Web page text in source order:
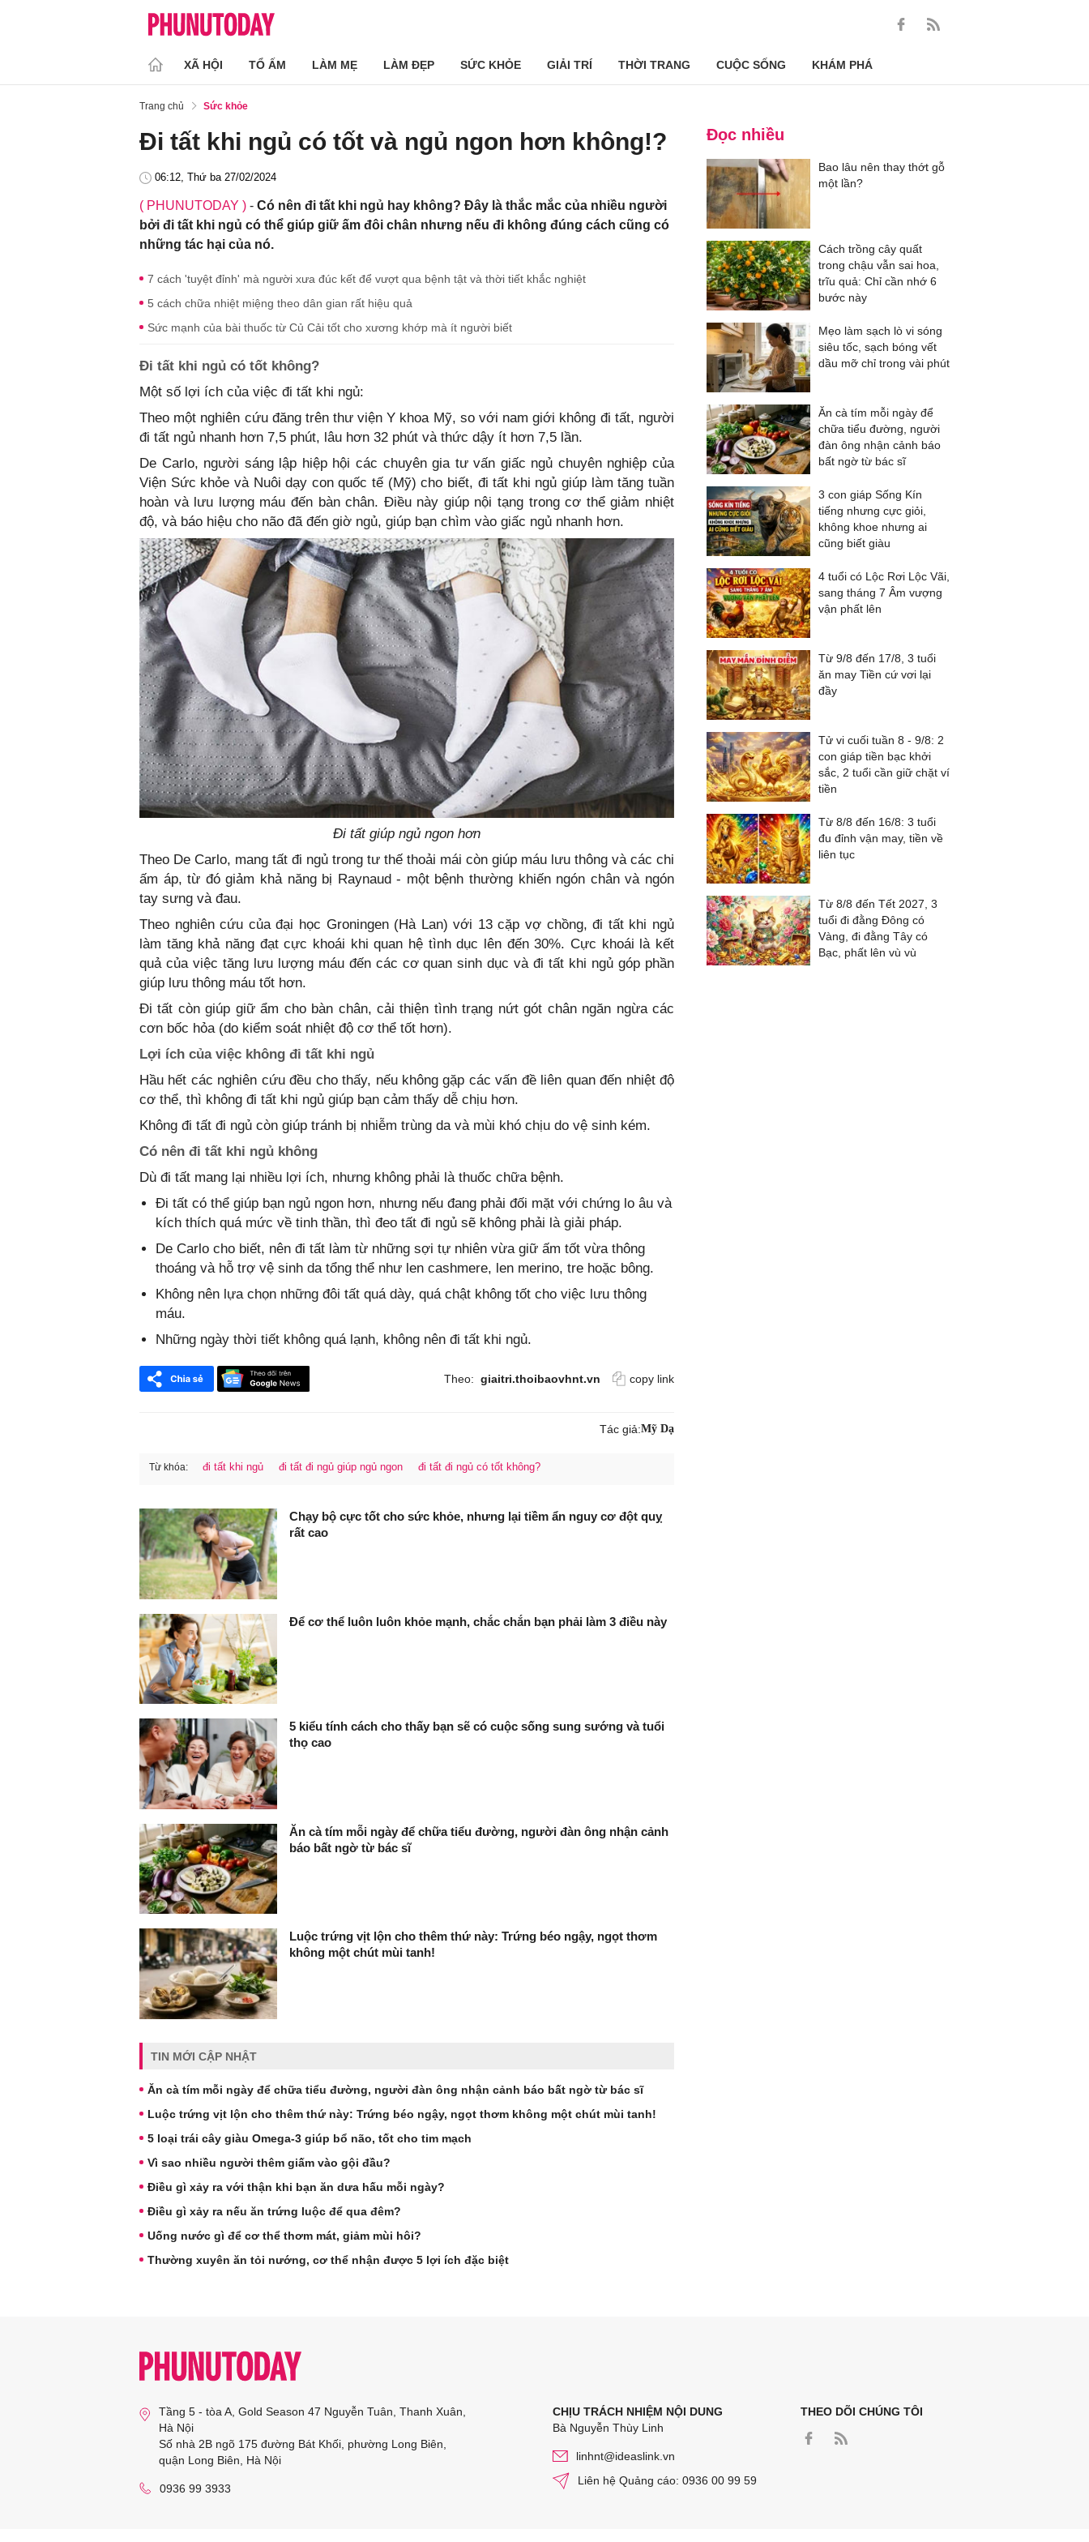
XÃ HỘI TỔ ẤM LÀM MẸ LÀM ĐẸP SỨC KHỎE GIẢI TRÍ THỜI TRANG CUỘC SỐNG KHÁM PHÁ
Trang chủ Sức khỏe
Đi tất khi ngủ có tốt và ngủ ngon hơn không!?
06:12, Thứ ba 27/02/2024
( PHUNUTODAY ) - Có nên đi tất khi ngủ hay không? Đây là thắc mắc của nhiều người
bởi đi tất khi ngủ có thể giúp giữ ấm đôi chân nhưng nếu đi không đúng cách cũng có
những tác hại của nó.
7 cách 'tuyệt đỉnh' mà người xưa đúc kết để vượt qua bệnh tật và thời tiết khắc nghiệt
5 cách chữa nhiệt miệng theo dân gian rất hiệu quả
Sức mạnh của bài thuốc từ Củ Cải tốt cho xương khớp mà ít người biết
Đi tất khi ngủ có tốt không?
Một số lợi ích của việc đi tất khi ngủ:
Theo một nghiên cứu đăng trên thư viện Y khoa Mỹ, so với nam giới không đi tất, người
đi tất ngủ nhanh hơn 7,5 phút, lâu hơn 32 phút và thức dậy ít hơn 7,5 lần.
De Carlo, người sáng lập hiệp hội các chuyên gia tư vấn giấc ngủ chuyên nghiệp của
Viện Sức khỏe và Nuôi dạy con quốc tế (Mỹ) cho biết, đi tất khi ngủ giúp làm tăng tuần
hoàn và lưu lượng máu đến bàn chân. Điều này giúp nội tạng trong cơ thể giảm nhiệt
độ, và báo hiệu cho não đã đến giờ ngủ, giúp bạn chìm vào giấc ngủ nhanh hơn.
Đi tất giúp ngủ ngon hơn
Theo De Carlo, mang tất đi ngủ trong tư thế thoải mái còn giúp máu lưu thông và các chi
ấm áp, từ đó giảm khả năng bị Raynaud - một bệnh thường khiến ngón chân và ngón
tay sưng và đau.
Theo nghiên cứu của đại học Groningen (Hà Lan) với 13 cặp vợ chồng, đi tất khi ngủ
làm tăng khả năng đạt cực khoái khi quan hệ tình dục lên đến 30%. Cực khoái là kết
quả của việc tăng lưu lượng máu đến các cơ quan sinh dục và đi tất khi ngủ góp phần
giúp lưu thông máu tốt hơn.
Đi tất còn giúp giữ ẩm cho bàn chân, cải thiện tình trạng nứt gót chân ngăn ngừa các
cơn bốc hỏa (do kiểm soát nhiệt độ cơ thể tốt hơn).
Lợi ích của việc không đi tất khi ngủ
Hầu hết các nghiên cứu đều cho thấy, nếu không gặp các vấn đề liên quan đến nhiệt độ
cơ thể, thì không đi tất khi ngủ giúp bạn cảm thấy dễ chịu hơn.
Không đi tất đi ngủ còn giúp tránh bị nhiễm trùng da và mùi khó chịu do vệ sinh kém.
Có nên đi tất khi ngủ không
Dù đi tất mang lại nhiều lợi ích, nhưng không phải là thuốc chữa bệnh.
Đi tất có thể giúp bạn ngủ ngon hơn, nhưng nếu đang phải đối mặt với chứng lo âu và
kích thích quá mức về tinh thần, thì đeo tất đi ngủ sẽ không phải là giải pháp.
De Carlo cho biết, nên đi tất làm từ những sợi tự nhiên vừa giữ ấm tốt vừa thông
thoáng và hỗ trợ vệ sinh da tổng thể như len cashmere, len merino, tre hoặc bông.
Không nên lựa chọn những đôi tất quá dày, quá chật không tốt cho việc lưu thông
máu.
Những ngày thời tiết không quá lạnh, không nên đi tất khi ngủ.
Theo: giaitri.thoibaovhnt.vn copy link
Tác giả:Mỹ Dạ
Từ khóa: đi tất khi ngủ đi tất đi ngủ giúp ngủ ngon đi tất đi ngủ có tốt không?
Chạy bộ cực tốt cho sức khỏe, nhưng lại tiềm ẩn nguy cơ đột quỵ
rất cao
Để cơ thể luôn luôn khỏe mạnh, chắc chắn bạn phải làm 3 điều này
5 kiểu tính cách cho thấy bạn sẽ có cuộc sống sung sướng và tuổi
thọ cao
Ăn cà tím mỗi ngày để chữa tiểu đường, người đàn ông nhận cảnh
báo bất ngờ từ bác sĩ
Luộc trứng vịt lộn cho thêm thứ này: Trứng béo ngậy, ngọt thơm
không một chút mùi tanh!
TIN MỚI CẬP NHẬT
Ăn cà tím mỗi ngày để chữa tiểu đường, người đàn ông nhận cảnh báo bất ngờ từ bác sĩ
Luộc trứng vịt lộn cho thêm thứ này: Trứng béo ngậy, ngọt thơm không một chút mùi tanh!
5 loại trái cây giàu Omega-3 giúp bổ não, tốt cho tim mạch
Vì sao nhiều người thêm giấm vào gội đầu?
Điều gì xảy ra với thận khi bạn ăn dưa hấu mỗi ngày?
Điều gì xảy ra nếu ăn trứng luộc để qua đêm?
Uống nước gì để cơ thể thơm mát, giảm mùi hôi?
Thường xuyên ăn tỏi nướng, cơ thể nhận được 5 lợi ích đặc biệt
Đọc nhiều
Bao lâu nên thay thớt gỗ
một lần?
Cách trồng cây quất
trong chậu vẫn sai hoa,
trĩu quả: Chỉ cần nhớ 6
bước này
Mẹo làm sạch lò vi sóng
siêu tốc, sạch bóng vết
dầu mỡ chỉ trong vài phút
Ăn cà tím mỗi ngày để
chữa tiểu đường, người
đàn ông nhận cảnh báo
bất ngờ từ bác sĩ
3 con giáp Sống Kín
tiếng nhưng cực giỏi,
không khoe nhưng ai
cũng biết giàu
4 tuổi có Lộc Rơi Lộc Vãi,
sang tháng 7 Âm vượng
vận phất lên
Từ 9/8 đến 17/8, 3 tuổi
ăn may Tiền cứ vơi lại
đầy
Tử vi cuối tuần 8 - 9/8: 2
con giáp tiền bạc khởi
sắc, 2 tuổi cần giữ chặt ví
tiền
Từ 8/8 đến 16/8: 3 tuổi
đu đỉnh vận may, tiền về
liên tục
Từ 8/8 đến Tết 2027, 3
tuổi đi đằng Đông có
Vàng, đi đằng Tây có
Bạc, phất lên vù vù
Tầng 5 - tòa A, Gold Season 47 Nguyễn Tuân, Thanh Xuân,
Hà Nội
Số nhà 2B ngõ 175 đường Bát Khối, phường Long Biên,
quận Long Biên, Hà Nội
0936 99 3933
CHỊU TRÁCH NHIỆM NỘI DUNG
Bà Nguyễn Thùy Linh
linhnt@ideaslink.vn
Liên hệ Quảng cáo: 0936 00 99 59
THEO DÕI CHÚNG TÔI